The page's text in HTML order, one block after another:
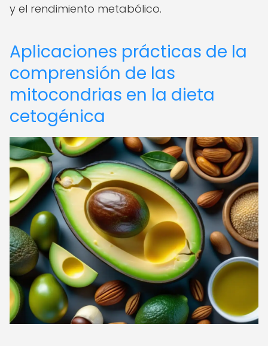
y el rendimiento metabólico.
Aplicaciones prácticas de la
comprensión de las
mitocondrias en la dieta
cetogénica